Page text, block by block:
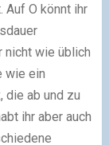
Auf O könnt ihr
nicht wie üblich
wie ein
die ab und zu
ihr aber auch